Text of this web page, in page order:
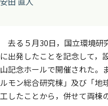
去る５月30日，国立環境研
に出発したことを記念して，
山記念ホールで開催された。
ルモン総合研究棟」及び「地
工したことから，併せて両棟